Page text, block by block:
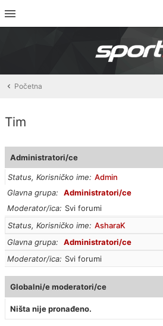
Početna
Tim
Administratori/ce
Status, Korisničko ime
Admin
Glavna grupa
Administratori/ce
Moderator/ica
Svi forumi
Status, Korisničko ime
AsharaK
Glavna grupa
Administratori/ce
Moderator/ica
Svi forumi
Globalni/e moderatori/ce
Ništa nije pronađeno.